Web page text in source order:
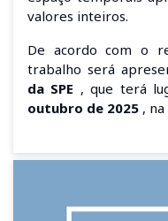
valores inteiros.
De acordo com o
trabalho será
da SPE , que terá
outubro de 2025 , na